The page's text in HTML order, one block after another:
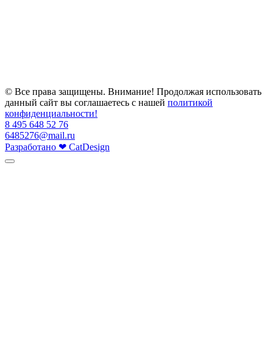
© Все права защищены. Внимание! Продолжая использовать
данный сайт вы соглашаетесь с нашей политикой
конфиденциальности!
8 495 648 52 76
6485276@mail.ru
Разработано ❤ CatDesign